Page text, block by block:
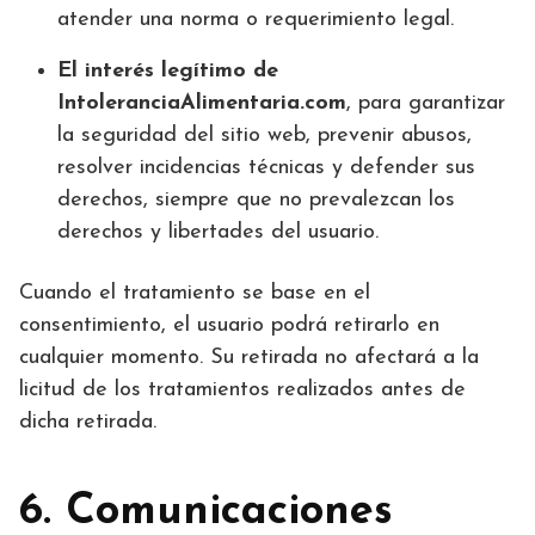
atender una norma o requerimiento legal.
El interés legítimo de
IntoleranciaAlimentaria.com, para garantizar
la seguridad del sitio web, prevenir abusos,
resolver incidencias técnicas y defender sus
derechos, siempre que no prevalezcan los
derechos y libertades del usuario.
Cuando el tratamiento se base en el
consentimiento, el usuario podrá retirarlo en
cualquier momento. Su retirada no afectará a la
licitud de los tratamientos realizados antes de
dicha retirada.
6. Comunicaciones